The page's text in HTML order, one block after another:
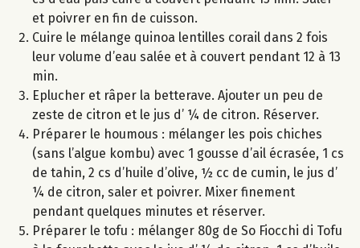
et poivrer en fin de cuisson.
Cuire le mélange quinoa lentilles corail dans 2 fois
leur volume d’eau salée et à couvert pendant 12 à 13
min.
Eplucher et râper la betterave. Ajouter un peu de
zeste de citron et le jus d’ ¼ de citron. Réserver.
Préparer le houmous : mélanger les pois chiches
(sans l’algue kombu) avec 1 gousse d’ail écrasée, 1 cs
de tahin, 2 cs d’huile d’olive, ½ cc de cumin, le jus d’
¼ de citron, saler et poivrer. Mixer finement
pendant quelques minutes et réserver.
Préparer le tofu : mélanger 80g de So Fiocchi di Tofu